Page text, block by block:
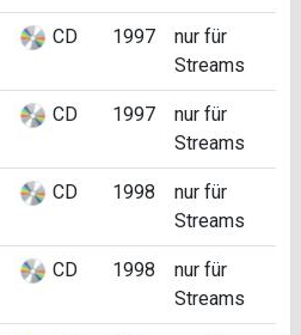
CD 1997
nur für
Streams
CD 1997
nur für
Streams
CD 1998
nur für
Streams
CD 1998
nur für
Streams